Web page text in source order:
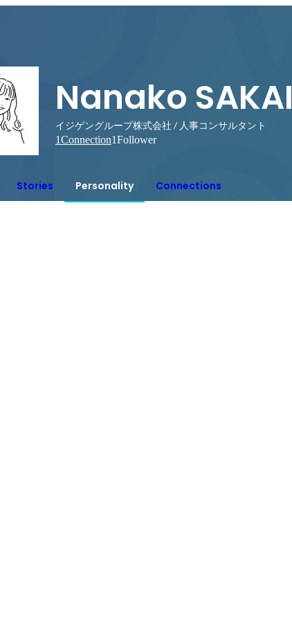
Nanako SAKAI
イジゲングループ株式会社 / 人事コンサルタント
1Connection1Follower
Stories Personality Connections